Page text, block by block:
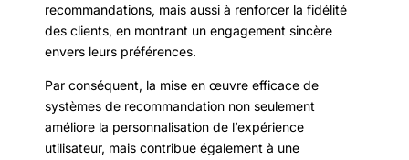
recommandations, mais aussi à renforcer la fidélité
des clients, en montrant un engagement sincère
envers leurs préférences.
Par conséquent, la mise en œuvre efficace de
systèmes de recommandation non seulement
améliore la personnalisation de l’expérience
utilisateur, mais contribue également à une